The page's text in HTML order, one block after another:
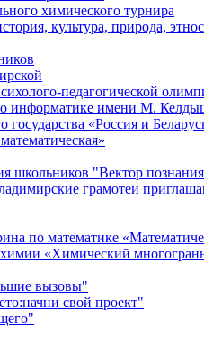
химического турнира
культура, природа,
педагогической
информатике имени М.
«Россия и
школьников "Вектор
грамотеи
по математике
химии «Химический
вызовы"
свой проект"